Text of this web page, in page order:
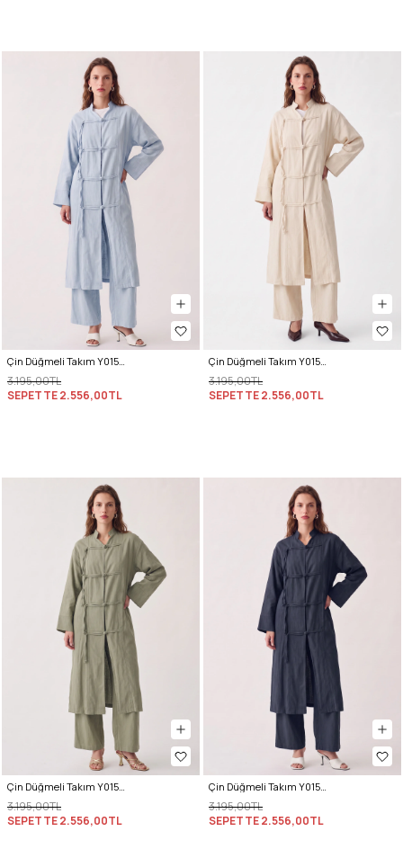
3.195,00TL
SEPETTE2.556,00TL
3.195,00TL
SEPETTE2.556,00TL
3.195,00TL
SEPETTE2.556,00TL
3.195,00TL
SEPETTE2.556,00TL